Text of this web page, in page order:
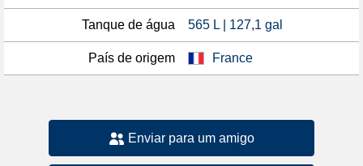
Tanque de água 565 L | 127,1 gal
País de origem France
Enviar para um amigo